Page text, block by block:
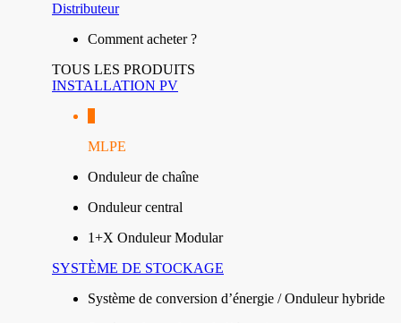
Distributeur
Comment acheter ?
TOUS LES PRODUITS
INSTALLATION PV
MLPE
Onduleur de chaîne
Onduleur central
1+X Onduleur Modular
SYSTÈME DE STOCKAGE
Système de conversion d’énergie / Onduleur hybride